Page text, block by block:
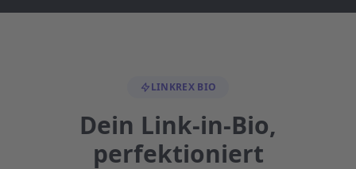
LINKREX BIO
Dein Link-in-Bio,
perfektioniert